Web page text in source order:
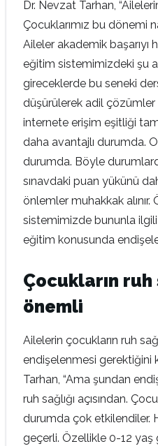
Dr. Nevzat Tarhan,
Çocuklarımız bu dönemi
Aileler akademik başarıyı
eğitim sistemimizdeki şu
gireceklerde bu seneki
düşürülerek adil çözümler
internete erişim eşitliği
daha avantajlı durumda. O
durumda. Böyle
sınavdaki puan yükünü
önlemler muhakkak
sistemimizde bununla ilgili
eğitim konusunda
Çocukların ruh
önemli
Ailelerin çocukların ruh
endişelenmesi gerektiğini
Tarhan, “Ama şundan
ruh sağlığı açısından.
durumda çok etkilendiler.
geçerli. Özellikle 0-12 yaş